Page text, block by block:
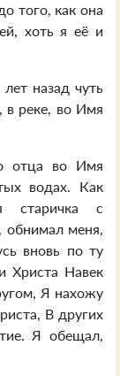
того, как она
хоть я её и
назад чуть
в реке, во Имя
отца во Имя
водах. Как
старичка с
меня,
вновь по ту
Христа Навек
Я нахожу
В других
Я обещал,